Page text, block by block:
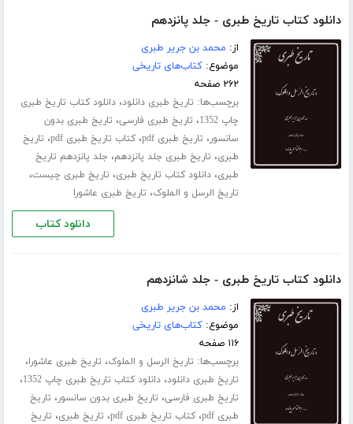
دانلود کتاب تاریخ طبری - جلد پانزدهم
از: محمد بن جریر طبری
موضوع:کتاب‌های تاریخی
۲۶۲ صفحه
برچسب‌ها: تاریخ طبری دانلود،دانلود کتاب تاریخ طبری
چاپ 1352
، تاریخ طبری فارسی، تاریخ طبری بدون
سانسور، تاریخ طبری pdf ،کتاب تاریخ طبری pdf ، تاریخ
طبری، تاریخ طبری جلد ‌پانزدهم، جلد پانزدهم تاریخ
طبری،دانلود کتاب تاریخ طبری، تاریخ طبری چیست،
تاریخ الرسل و الملوک، تاریخ طبری عاشورا
دانلود کتاب
دانلود کتاب تاریخ طبری - جلد شانزدهم
از: محمد بن جریر طبری
موضوع:کتاب‌های تاریخی
۱۱۶ صفحه
برچسب‌ها: تاریخ الرسل و الملوک، تاریخ طبری عاشورا،
تاریخ طبری دانلود،دانلود کتاب تاریخ طبری چاپ 1352 ،
تاریخ طبری فارسی، تاریخ طبری بدون سانسور، تاریخ
طبری pdf
،کتاب تاریخ طبری pdf ، تاریخ طبری، تاریخ